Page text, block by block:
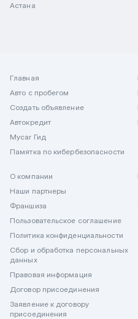
Астана
Главная
Авто с пробегом
Создать объявление
Автокредит
Mycar Гид
Памятка по кибербезопасности
О компании
Наши партнеры
Франшиза
Пользовательское соглашение
Политика конфиденциальности
Сбор и обработка персональных
данных
Правовая информация
Договор присоединения
Заявление к договору
присоединения